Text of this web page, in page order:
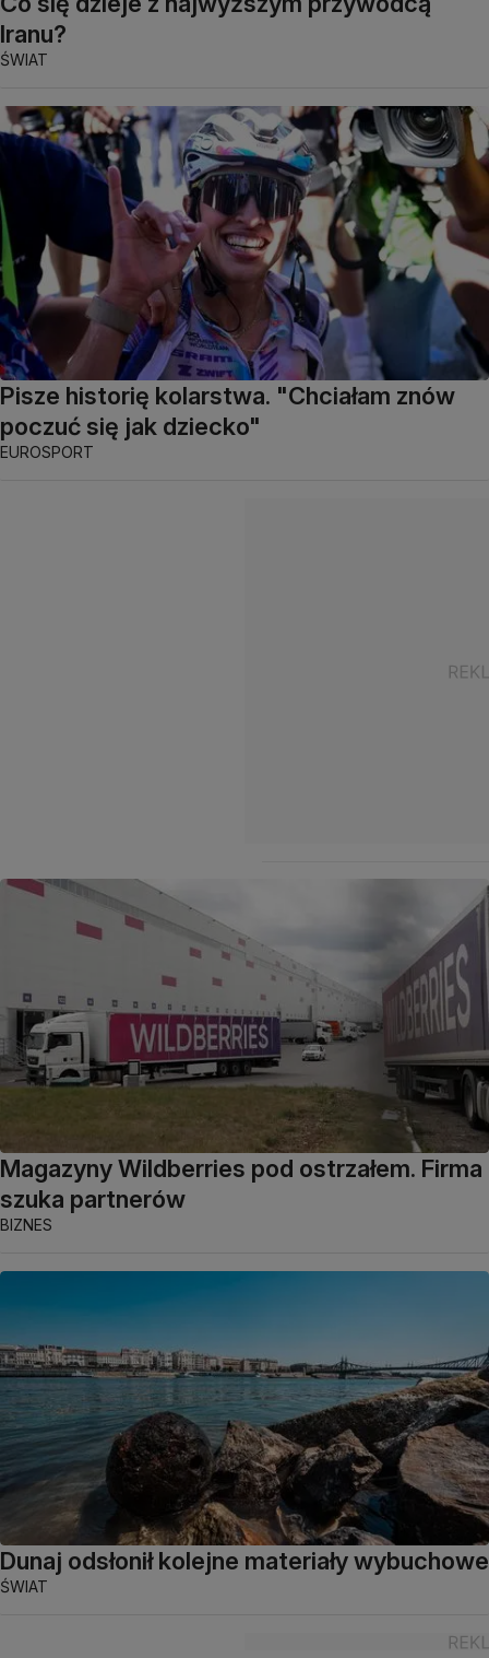
Iranu?
ŚWIAT
Pisze historię kolarstwa. "Chciałam znów
poczuć się jak dziecko"
EUROSPORT
Magazyny Wildberries pod ostrzałem. Firma
szuka partnerów
BIZNES
Dunaj odsłonił kolejne materiały wybuchowe
ŚWIAT